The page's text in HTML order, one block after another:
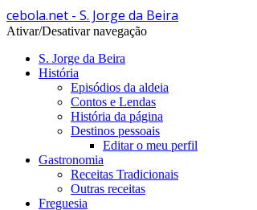
cebola.net - S. Jorge da Beira
Ativar/Desativar navegação
S. Jorge da Beira
História
Episódios da aldeia
Contos e Lendas
História da página
Destinos pessoais
Editar o meu perfil
Gastronomia
Receitas Tradicionais
Outras receitas
Freguesia